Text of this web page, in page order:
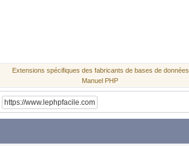
Extensions spécifiques des fabricants de bases de données
Manuel PHP